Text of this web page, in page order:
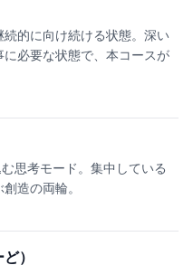
的に向け続ける状態。深い
必要な状態で、本コースが
思考モード。集中している
造の両輪。
）